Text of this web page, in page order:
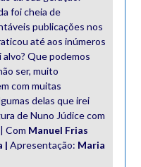
foi cheia de
publicações nos
até aos inúmeros
Que podemos
ser, muito
com muitas
delas que irei
de Nuno Júdice com
Com Manuel Frias
| Apresentação: Maria